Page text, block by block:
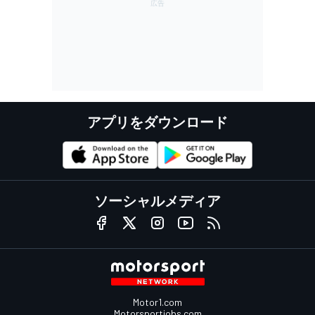
アプリをダウンロード
ソーシャルメディア
Motor1.com